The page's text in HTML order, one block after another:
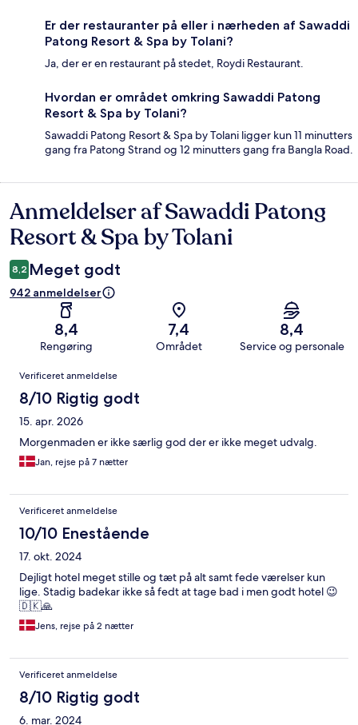
Er der restauranter på eller i nærheden af Sawaddi
Patong Resort & Spa by Tolani?
Ja, der er en restaurant på stedet, Roydi Restaurant.
Hvordan er området omkring Sawaddi Patong
Resort & Spa by Tolani?
Sawaddi Patong Resort & Spa by Tolani ligger kun 11 minutters
gang fra Patong Strand og 12 minutters gang fra Bangla Road.
Anmeldelser
Anmeldelser af Sawaddi Patong
Resort & Spa by Tolani
8,2 Meget godt
942 anmeldelser
8,4
Rengøring
7,4
Området
8,4
Service og personale
Anmeldelser
Verificeret anmeldelse
8/10 Rigtig godt
15. apr. 2026
Morgenmaden er ikke særlig god der er ikke meget udvalg.
Jan, rejse på 7 nætter
Verificeret anmeldelse
10/10 Enestående
17. okt. 2024
Dejligt hotel meget stille og tæt på alt samt fede værelser kun
lige. Stadig badekar ikke så fedt at tage bad i men godt hotel 😉
🇩🇰🙏
Jens, rejse på 2 nætter
Verificeret anmeldelse
8/10 Rigtig godt
6. mar. 2024